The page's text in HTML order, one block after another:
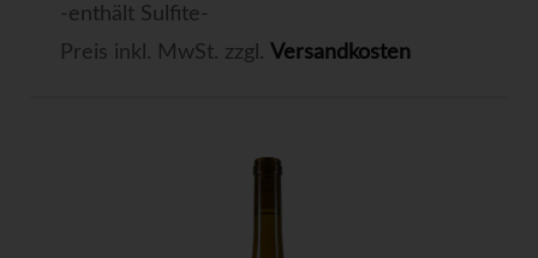
-enthält Sulfite-
Preis inkl. MwSt. zzgl. Versandkosten